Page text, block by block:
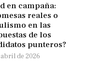
en campaña:
reales o
en las
de los
punteros?
abril de 2026